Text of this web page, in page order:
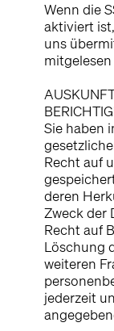
Wenn die
aktiviert
uns
Sie haben
Recht auf
deren
Zweck der
Recht auf
Löschung
weiteren
jederzeit